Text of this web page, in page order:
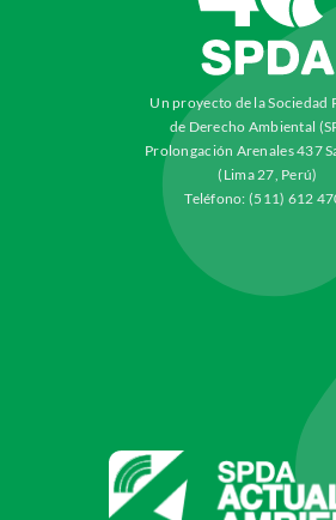
Un proyecto de la Sociedad
de Derecho Ambiental
Prolongación Arenales 437
(Lima 27, Perú)
Teléfono: (511) 612